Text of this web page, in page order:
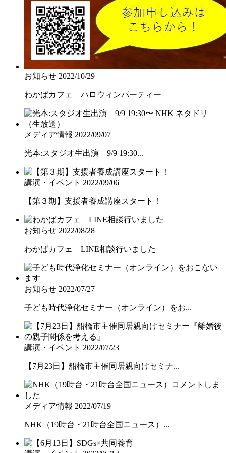
お知らせ 2022/10/29
わかばカフェ ハロウィンパーティー
メディア情報 2022/09/07
光本:スタジオ生出演 9/9 19:30...
講演・イベント 2022/09/06
【第３期】支援者養成講座スタート！
お知らせ 2022/08/28
わかばカフェ LINE相談行いました
お知らせ 2022/07/27
子ども時代浄化セミナー（オンライン）をお...
講演・イベント 2022/07/23
【7月23日】船橋市主催同居親向けセミナ...
メディア情報 2022/07/19
NHK（19時台・21時台全国ニュース）...